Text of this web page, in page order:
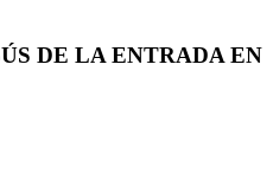
DE LA ENTRADA EN